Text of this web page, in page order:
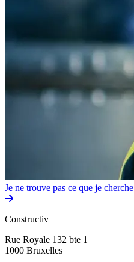
Je ne trouve pas ce que je cherche
Constructiv
Rue Royale 132 bte 1
1000 Bruxelles